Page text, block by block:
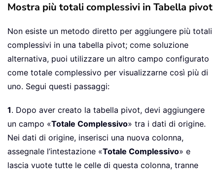
Mostra più totali complessivi in Tabella pivot
Non esiste un metodo diretto per aggiungere più totali
complessivi in una tabella pivot; come soluzione
alternativa, puoi utilizzare un altro campo configurato
come totale complessivo per visualizzarne così più di
uno. Segui questi passaggi:
1. Dopo aver creato la tabella pivot, devi aggiungere
un campo «Totale Complessivo» tra i dati di origine.
Nei dati di origine, inserisci una nuova colonna,
assegnale l’intestazione «Totale Complessivo» e
lascia vuote tutte le celle di questa colonna, tranne